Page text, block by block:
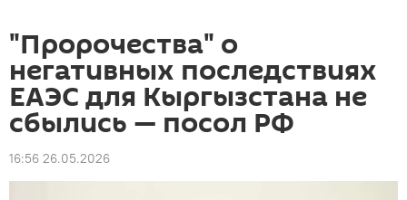
"Пророчества" о
негативных последствиях
ЕАЭС для Кыргызстана не
сбылись — посол РФ
16:56 26.05.2026